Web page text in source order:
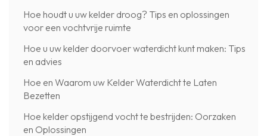
Hoe houdt u uw kelder droog? Tips en oplossingen
voor een vochtvrije ruimte
Hoe u uw kelder doorvoer waterdicht kunt maken: Tips
en advies
Hoe en Waarom uw Kelder Waterdicht te Laten
Bezetten
Hoe kelder opstijgend vocht te bestrijden: Oorzaken
en Oplossingen